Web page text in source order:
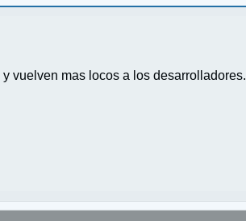
vuelven mas locos a los desarrolladores.